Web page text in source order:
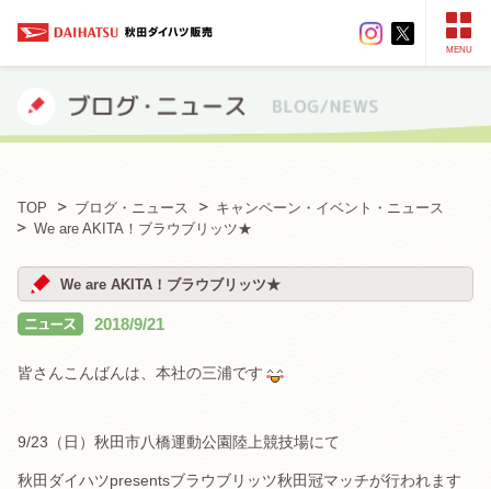
MENU
TOP ブログ・ニュース
キャンペーン・イベント・ニュース
We are AKITA！ブラウブリッツ★
We are AKITA！ブラウブリッツ★
2018/9/21
皆さんこんばんは、本社の三浦です
9/23（日）秋田市八橋運動公園陸上競技場にて
秋田ダイハツpresentsブラウブリッツ秋田冠マッチが行われます